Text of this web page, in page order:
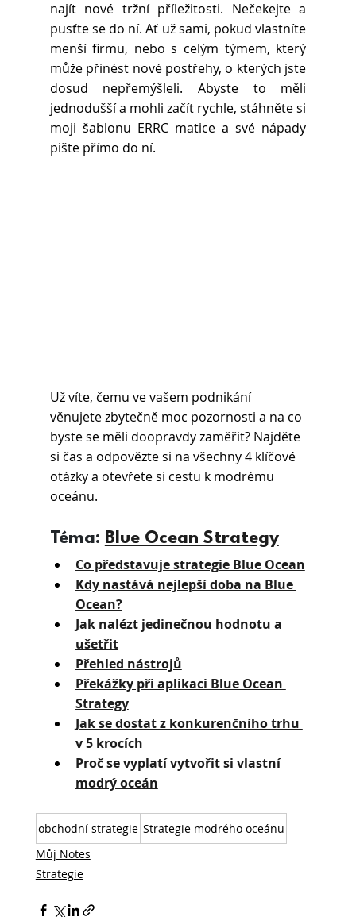
najít nové tržní příležitosti. Nečekejte a
pusťte se do ní. Ať už sami, pokud vlastníte
menší firmu, nebo s celým týmem, který
může přinést nové postřehy, o kterých jste
dosud nepřemýšleli. Abyste to měli
jednodušší a mohli začít rychle, stáhněte si
moji šablonu ERRC matice a své nápady
pište přímo do ní.
Už víte, čemu ve vašem podnikání
věnujete zbytečně moc pozornosti a na co
byste se měli doopravdy zaměřit? Najděte
si čas a odpovězte si na všechny 4 klíčové
otázky a otevřete si cestu k modrému
oceánu.
Téma: Blue Ocean Strategy
Co představuje strategie Blue Ocean
Kdy nastává nejlepší doba na Blue
Ocean?
Jak nalézt jedinečnou hodnotu a
ušetřit
Přehled nástrojů
Překážky při aplikaci Blue Ocean
Strategy
Jak se dostat z konkurenčního trhu
v 5 krocích
Proč se vyplatí vytvořit si vlastní
modrý oceán
obchodní strategie Strategie modrého oceánu
Můj Notes
Strategie